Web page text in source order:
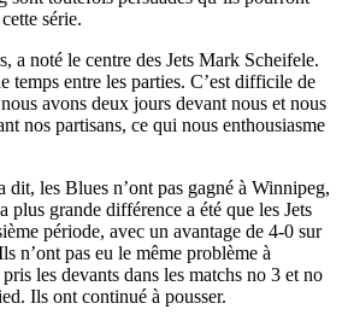
série.
a noté le centre des Jets Mark Scheifele.
temps entre les parties. C’est difficile de
avons deux jours devant nous et nous
nos partisans, ce qui nous enthousiasme
dit, les Blues n’ont pas gagné à Winnipeg,
plus grande différence a été que les Jets
période, avec un avantage de 4-0 sur
n’ont pas eu le même problème à
les devants dans les matchs no 3 et no
Ils ont continué à pousser.